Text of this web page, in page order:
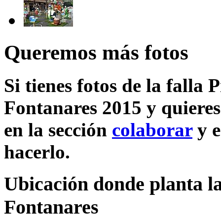
Queremos más fotos
Si tienes fotos de la falla
Fontanares 2015 y
en la sección colaborary
hacerlo.
Ubicación donde planta
Fontanares